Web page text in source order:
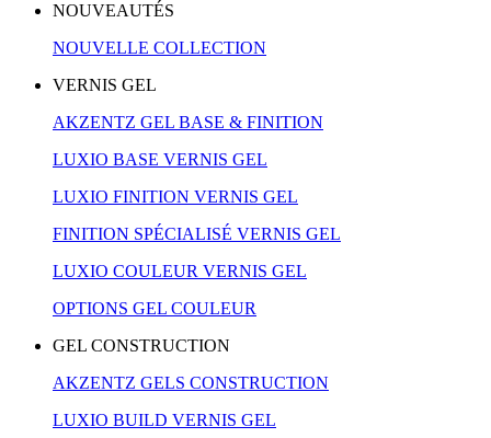
NOUVEAUTÉS
NOUVELLE COLLECTION
VERNIS GEL
AKZENTZ GEL BASE & FINITION
LUXIO BASE VERNIS GEL
LUXIO FINITION VERNIS GEL
FINITION SPÉCIALISÉ VERNIS GEL
LUXIO COULEUR VERNIS GEL
OPTIONS GEL COULEUR
GEL CONSTRUCTION
AKZENTZ GELS CONSTRUCTION
LUXIO BUILD VERNIS GEL